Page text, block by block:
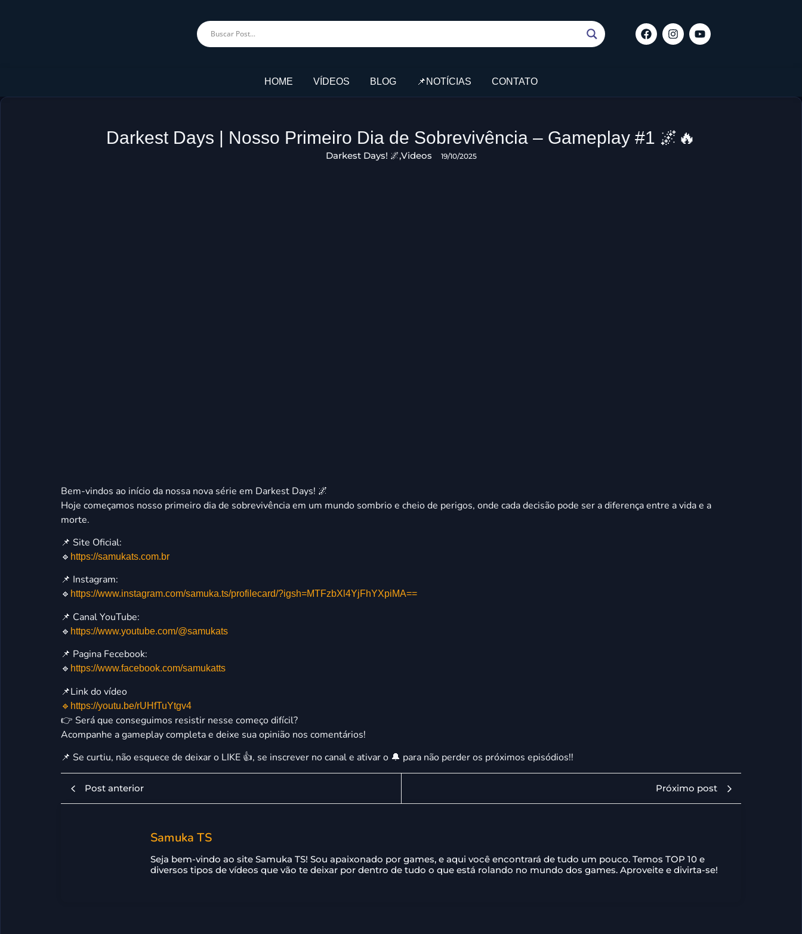
HOME VÍDEOS BLOG 📌NOTÍCIAS CONTATO
Darkest Days | Nosso Primeiro Dia de Sobrevivência – Gameplay #1 🌌🔥
Darkest Days! 🌌,Videos 19/10/2025
Bem-vindos ao início da nossa nova série em Darkest Days! 🌌
Hoje começamos nosso primeiro dia de sobrevivência em um mundo sombrio e cheio de perigos, onde cada decisão pode ser a diferença entre a vida e a
morte.
📌 Site Oficial:
🔹 https://samukats.com.br
📌 Instagram:
🔹 https://www.instagram.com/samuka.ts/profilecard/?igsh=MTFzbXl4YjFhYXpiMA==
📌 Canal YouTube:
🔹 https://www.youtube.com/@samukats
📌 Pagina Fecebook:
🔹 https://www.facebook.com/samukatts
📌Link do vídeo
🔹https://youtu.be/rUHfTuYtgv4
👉 Será que conseguimos resistir nesse começo difícil?
Acompanhe a gameplay completa e deixe sua opinião nos comentários!
📌 Se curtiu, não esquece de deixar o LIKE 👍, se inscrever no canal e ativar o 🔔 para não perder os próximos episódios!!
Post anterior Próximo post
Samuka TS
Seja bem-vindo ao site Samuka TS! Sou apaixonado por games, e aqui você encontrará de tudo um pouco. Temos TOP 10 e
diversos tipos de vídeos que vão te deixar por dentro de tudo o que está rolando no mundo dos games. Aproveite e divirta-se!